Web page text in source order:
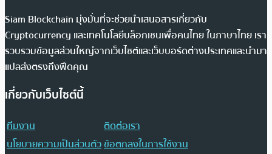
Siam Blockchain มุ่งมั่นที่จะช่วยนำเสนอสารเกี่ยวกับ
Cryptocurrency และเทคโนโลยีบล็อกเชนเพื่อคนไทย ในภาษาไทย เรา
รวบรวมข้อมูลส่วนใหญ่จากเว็บไซต์และเว็บบอร์ดต่างประเทศและนำมา
แปลส่งตรงถึงฟีดคุณ
เกี่ยวกับเว็บไซต์นี้
ทีมงาน
ติดต่อเรา
นโยบายความเป็นส่วนตัวข้อตกลงในการใช้งาน